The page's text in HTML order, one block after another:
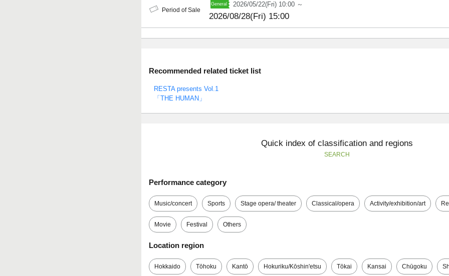
Period of Sale
2026/05/22(Fri) 10:00 ～
2026/08/28(Fri) 15:00
Recommended related ticket list
RESTA presents Vol.1
「THE HUMAN」
Quick index of classification and regions
SEARCH
Performance category
Music/concert Sports Stage opera/ theater Classical/opera Activity/exhibition/art
Movie Festival Others
Location region
Hokkaido Tōhoku Kantō Hokuriku/Kōshin'etsu Tōkai Kansai Chūgoku